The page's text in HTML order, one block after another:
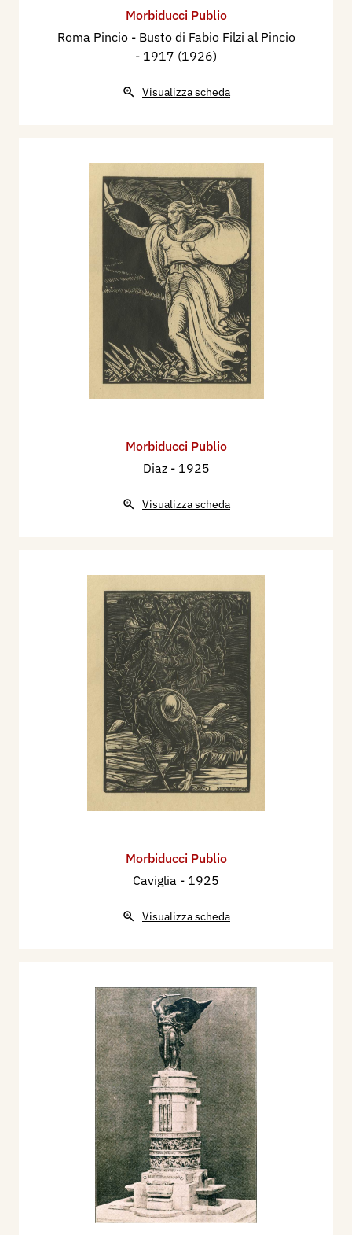
Morbiducci Publio
Roma Pincio - Busto di Fabio Filzi al Pincio
- 1917 (1926)
Visualizza scheda
Morbiducci Publio
Diaz - 1925
Visualizza scheda
Morbiducci Publio
Caviglia - 1925
Visualizza scheda